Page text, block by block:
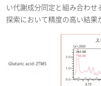
い代謝成分同定と組み合わ
探索において精度の高い結果